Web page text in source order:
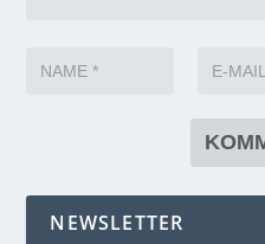
NEWSLETTER